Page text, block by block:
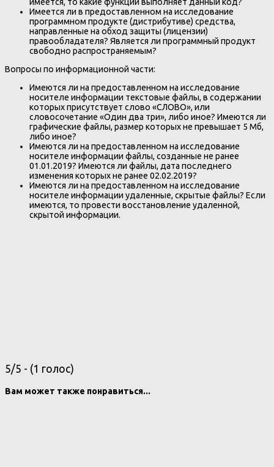
Имеется ли в предоставленном на исследование
программном продукте (дистрибутиве) средства,
направленные на обход защиты (лицензии)
правообладателя? Является ли программный продукт
свободно распространяемым?
Вопросы по информационной части:
Имеются ли на предоставленном на исследование
носителе информации текстовые файлы, в содержании
которых присутствует слово «СЛОВО», или
словосочетание «Один два три», либо иное? Имеются ли
графические файлы, размер которых не превышает 5 Мб,
либо иное?
Имеются ли на предоставленном на исследование
носителе информации файлы, созданные не ранее
01.01.2019? Имеются ли файлы, дата последнего
изменения которых не ранее 02.02.2019?
Имеются ли на предоставленном на исследование
носителе информации удаленные, скрытые файлы? Если
имеются, то провести восстановление удаленной,
скрытой информации.
5/5 - (1 голос)
Вам может также понравиться...